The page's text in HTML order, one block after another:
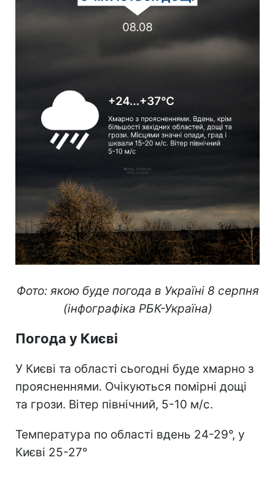
Фото: якою буде погода в Україні 8 серпня
(інфографіка РБК-Україна)
Погода у Києві
У Києві та області сьогодні буде хмарно з
проясненнями. Очікуються помірні дощі
та грози. Вітер північний, 5-10 м/с.
Температура по області вдень 24-29°, у
Києві 25-27°